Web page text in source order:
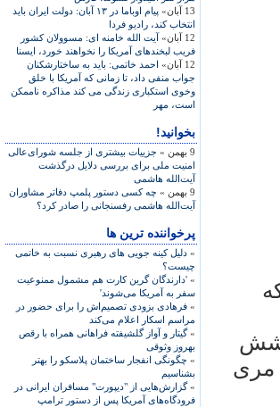
13 آبان»
پيام اوباما در ۱۳ آبان: دولت ايران بايد
انتخاب کند، راديو فردا
12 آبان»
آيت الله خامنه ای: مسوولان کشور
فريب لبخندهای آمريکا را نخواهند خورد، ايسنا
12 آبان»
احمد خاتمی: بايد به ساختارشکنان
جواب منفی داد، تا زمانی که آمريکا با خلق
وخوی استکباری زندگی می کند مذاکره ناممکن
است، مهر
بخوانید!
9 بهمن »
جزییات بیشتری از جلسه شورای‌عالی
امنیت ملی برای بررسی دلایل درگذشت
آیت‌الله هاشمی
9 بهمن »
چه کسی دستور پلمپ دفاتر مشاوران
آیت‌الله هاشمی رفسنجانی را صادر کرد؟
پرخواننده ترین ها
» دلیل کینه جویی های رهبری نسبت به خاتمی
چیست؟
» 'دارندگان گرین کارت هم مشمول ممنوعیت
سفر به آمریکا می‌شوند'
» فرهادی بزودی تصمیم‌اش را برای حضور در
مراسم اسکار اعلام می‌کند
»گیتار و آواز گلشیفته فراهانی همراه با رقص
بهروز وثوقی
» چگونگی انفجار ساختمان پلاسکو را بهتر
بشناسیم
»گزارش‌هایی از "دیپورت" مسافران ایرانی در
فرودگاه‌های آمریکا پس از دستور ترامپ
مری